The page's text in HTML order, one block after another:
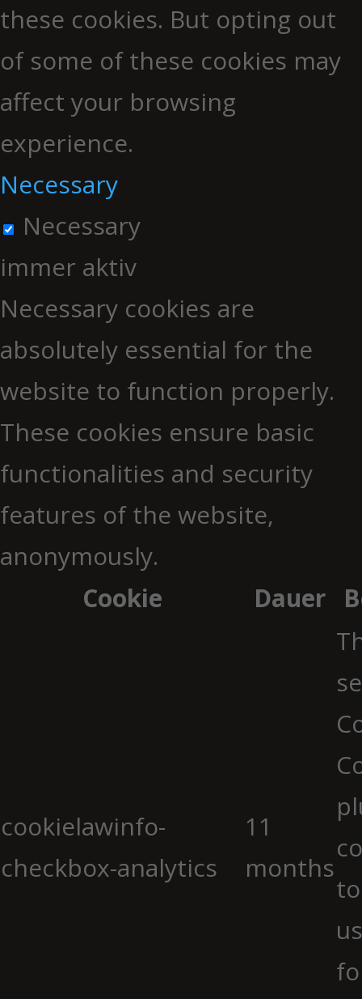
these cookies. But opting out
of some of these cookies may
affect your browsing
experience.
Necessary
Necessary
immer aktiv
Necessary cookies are
absolutely essential for the
website to function properly.
These cookies ensure basic
functionalities and security
features of the website,
anonymously.
Cookie
Dauer
cookielawinfo-
checkbox-analytics
11
months